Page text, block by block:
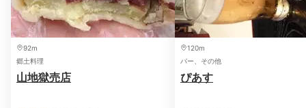
92m
郷土料理
山地獄売店
120m
バー、その他
ぴあす